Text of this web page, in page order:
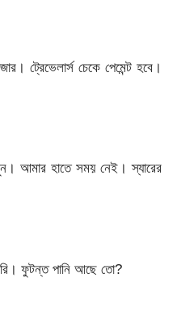
ট্রেভেলার্স চেকে পেমেন্ট হবে।
আমার হাতে সময় নেই। স্যারের
ফুটন্ত পানি আছে তো?